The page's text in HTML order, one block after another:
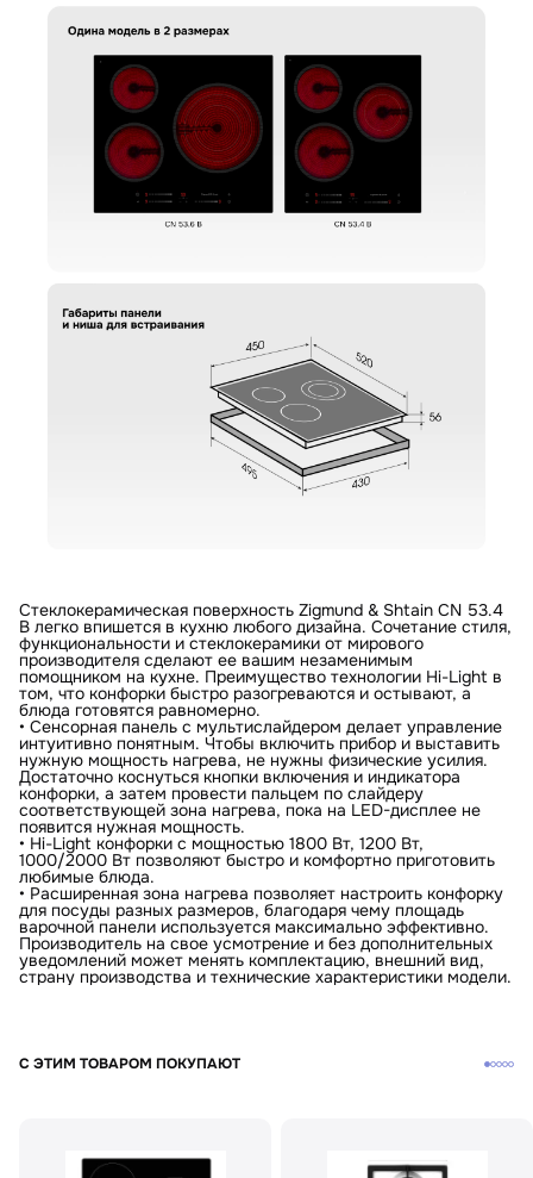
Стеклокерамическая поверхность Zigmund & Shtain CN 53.4
B легко впишется в кухню любого дизайна. Сочетание стиля,
функциональности и стеклокерамики от мирового
производителя сделают ее вашим незаменимым
помощником на кухне. Преимущество технологии Hi-Light в
том, что конфорки быстро разогреваются и остывают, а
блюда готовятся равномерно.
• Сенсорная панель с мультислайдером делает управление
интуитивно понятным. Чтобы включить прибор и выставить
нужную мощность нагрева, не нужны физические усилия.
Достаточно коснуться кнопки включения и индикатора
конфорки, а затем провести пальцем по слайдеру
соответствующей зона нагрева, пока на LED-дисплее не
появится нужная мощность.
• Hi-Light конфорки с мощностью 1800 Вт, 1200 Вт,
1000/2000 Вт позволяют быстро и комфортно приготовить
любимые блюда.
• Расширенная зона нагрева позволяет настроить конфорку
для посуды разных размеров, благодаря чему площадь
варочной панели используется максимально эффективно.
Производитель на свое усмотрение и без дополнительных
уведомлений может менять комплектацию, внешний вид,
страну производства и технические характеристики модели.
С ЭТИМ ТОВАРОМ ПОКУПАЮТ
Ваше имя
Отправить отзыв
С условиями "Пользовательского соглашения" ознакомлен